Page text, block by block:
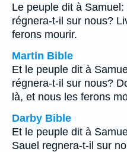
Le peuple dit à
régnera-t-il sur nous?
ferons mourir.
Martin Bible
Et le peuple dit à
régnera-t-il sur nous?
là, et nous les ferons
Darby Bible
Et le peuple dit à
Sauel regnera-t-il sur